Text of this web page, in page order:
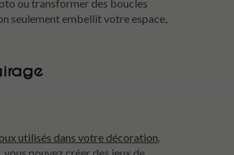
ou transformer des boucles
seulement embellit votre espace,
utilisés dans votre décoration
pouvez créer des jeux de